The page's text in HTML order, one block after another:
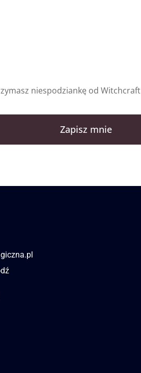
niespodziankę od Witchcraft
Zapisz mnie